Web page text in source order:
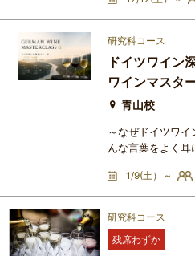
ります。グラスの
はなく、そのワイ
知ることで、美味
の銘醸地、ボルド
ーニュに焦点を当
銘醸地となり得た
研究科コース
ドイツワイン
ワインマスタ
詠み解くドイ
青山校
～なぜドイツワ
んな言葉をよく耳
康志向や低アルコ
世界中で注目を集
は、マスタークラ
テロワールや醸造
を当てながら、
1/9(土） ~
研究科コース
残席わずか